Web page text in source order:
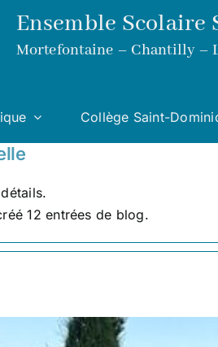
Ensemble
Mortefontaine – Chantilly –
Collège Saint-
12 entrées de blog.